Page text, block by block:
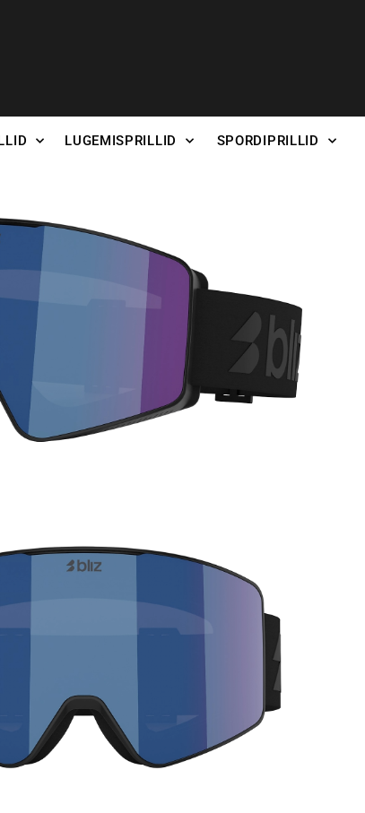
LUGEMISPRILLID SPORDIPRILLID